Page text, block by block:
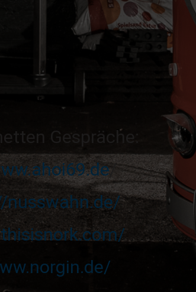
Gespräche:
/
nusswahn.de/